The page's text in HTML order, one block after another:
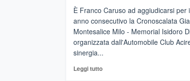
adesso
Pasta
–
La
Dente”,
È Franco Caruso ad aggiudicarsi per
anno consecutivo la Cronoscalata
Montesalice Milo - Memorial Isidoro
organizzata dall'Automobile Club
sinergia...
Leggi tuttoLeggi